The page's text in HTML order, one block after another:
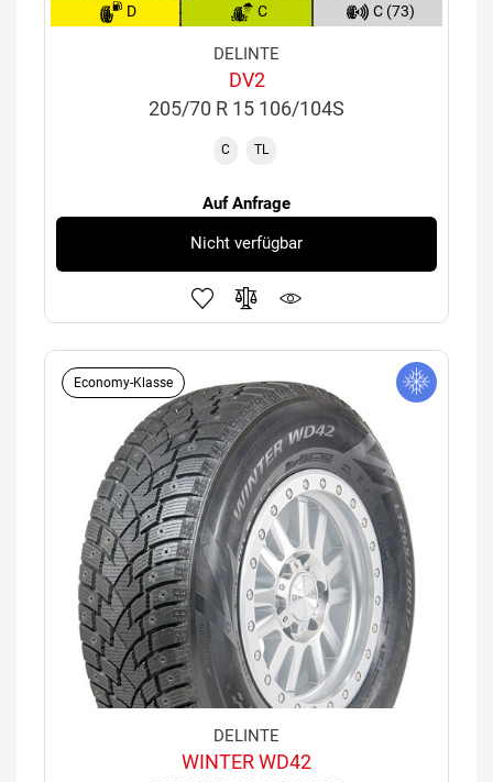
D C C (73)
DELINTE
DV2
205/70 R 15 106/104S
C TL
Auf Anfrage
Nicht verfügbar
Economy-Klasse
DELINTE
WINTER WD42